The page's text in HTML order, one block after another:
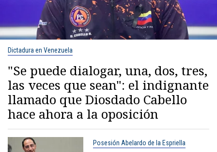
Dictadura en Venezuela
"Se puede dialogar, una, dos, tres,
las veces que sean": el indignante
llamado que Diosdado Cabello
hace ahora a la oposición
Posesión Abelardo de la Espriella